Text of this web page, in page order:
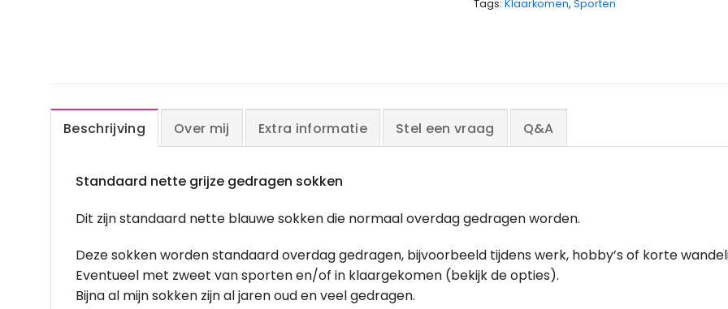
Tags: Klaarkomen, Sporten
Beschrijving Over mij Extra informatie Stel een vraag Q&A
Standaard nette grijze gedragen sokken
Dit zijn standaard nette blauwe sokken die normaal overdag gedragen worden.
Deze sokken worden standaard overdag gedragen, bijvoorbeeld tijdens werk, hobby’s of korte
Eventueel met zweet van sporten en/of in klaargekomen (bekijk de opties).
Bijna al mijn sokken zijn al jaren oud en veel gedragen.